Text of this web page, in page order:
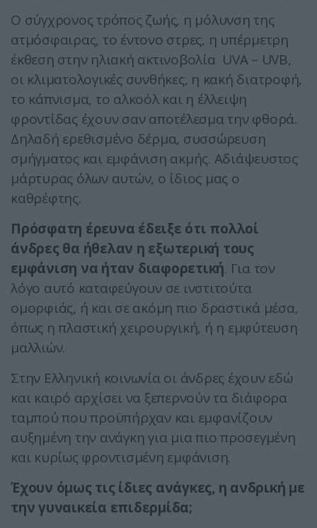
Ο σύγχρονος τρόπος ζωής, η μόλυνση της
ατμόσφαιρας, το έντονο στρες, η υπέρμετρη
έκθεση στην ηλιακή ακτινοβολία UVA – UVB,
οι κλιματολογικές συνθήκες, η κακή διατροφή,
το κάπνισμα, το αλκοόλ και η έλλειψη
φροντίδας έχουν σαν αποτέλεσμα την φθορά.
Δηλαδή ερεθισμένο δέρμα, συσσώρευση
σμήγματος και εμφάνιση ακμής. Αδιάψευστος
μάρτυρας όλων αυτών, ο ίδιος μας ο
καθρέφτης.
Πρόσφατη έρευνα έδειξε ότι πολλοί
άνδρες θα ήθελαν η εξωτερική τους
εμφάνιση να ήταν διαφορετική. Για τον
λόγο αυτό καταφεύγουν σε ινστιτούτα
ομορφιάς, ή και σε ακόμη πιο δραστικά μέσα,
όπως η πλαστική χειρουργική, ή η εμφύτευση
μαλλιών.
Στην Ελληνική κοινωνία οι άνδρες έχουν εδώ
και καιρό αρχίσει να ξεπερνούν τα διάφορα
ταμπού που προϋπήρχαν και εμφανίζουν
αυξημένη την ανάγκη για μια πιο προσεγμένη
και κυρίως φροντισμένη εμφάνιση.
Έχουν όμως τις ίδιες ανάγκες, η ανδρική με
την γυναικεία επιδερμίδα;